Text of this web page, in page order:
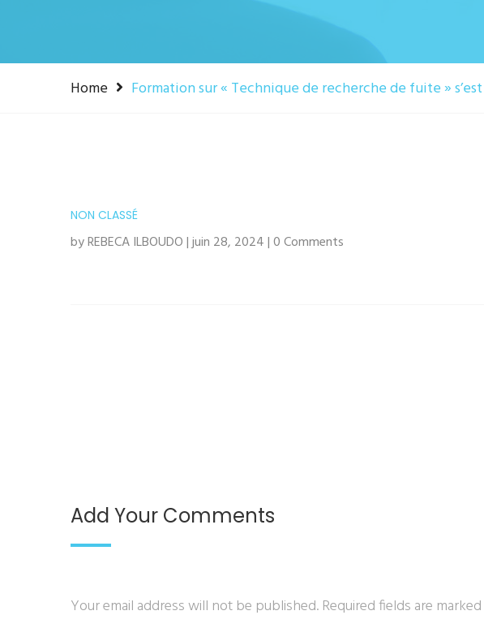
Home Formation sur « Technique de recherche de fuite »
NON CLASSÉ
by REBECA ILBOUDO | juin 28, 2024 | 0 Comments
Add Your Comments
Your email address will not be published. Required fields are marked